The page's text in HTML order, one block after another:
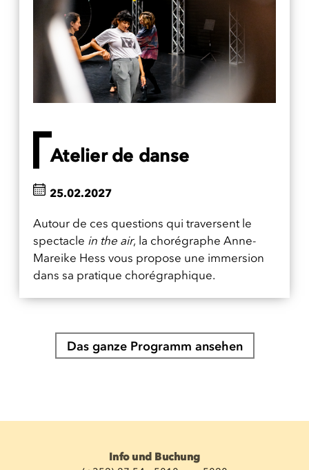
Atelier de danse
Autour de ces questions qui traversent le
spectacle in the air, la chorégraphe Anne-
Mareike Hess vous propose une immersion
dans sa pratique chorégraphique.
25.02.2027
Das ganze Programm ansehen
Info und Buchung